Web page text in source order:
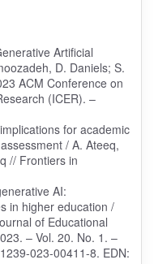
Artificial
D. Daniels; S.
ACM Conference on
(ICER). –
for academic
/ A. Ateeq,
// Frontiers in
AI:
in higher education /
of Educational
– Vol. 20. No. 1. –
023-00411-8. EDN: